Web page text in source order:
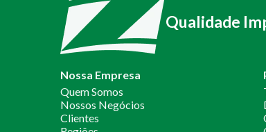
Qualidade
Nossa Empresa
Quem Somos
Nossos Negócios
Clientes